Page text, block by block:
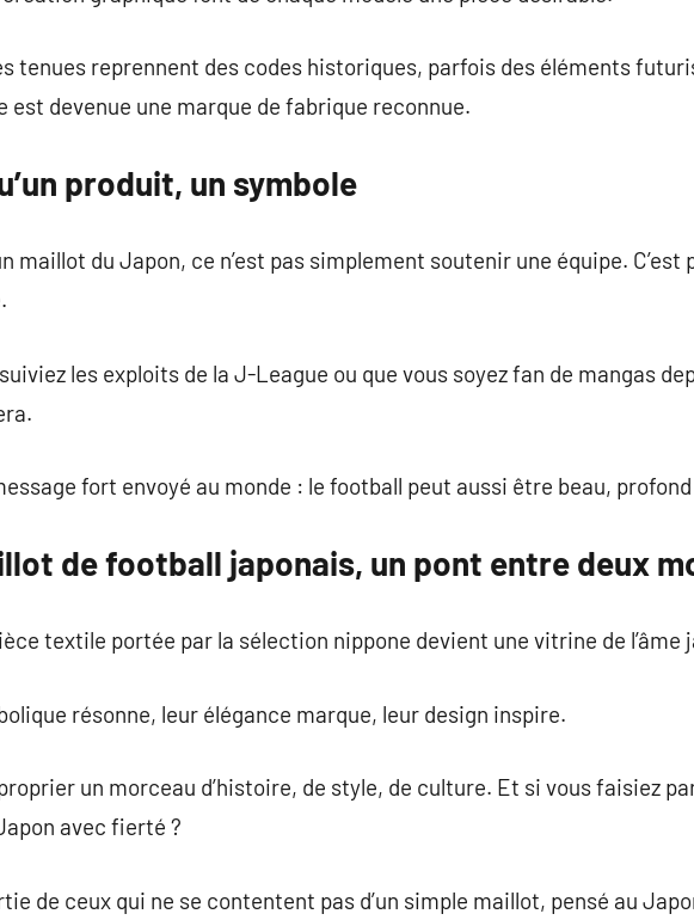
tenues reprennent des codes historiques, parfois des éléments
est devenue une marque de fabrique reconnue.
produit, un symbole
maillot du Japon, ce n’est pas simplement soutenir une équipe.
les exploits de la J-League ou que vous soyez fan de mangas
fort envoyé au monde : le football peut aussi être beau,
de football japonais, un pont entre deux
textile portée par la sélection nippone devient une vitrine de l’âme
résonne, leur élégance marque, leur design inspire.
un morceau d’histoire, de style, de culture. Et si vous faisiez
avec fierté ?
de ceux qui ne se contentent pas d’un simple maillot, pensé au